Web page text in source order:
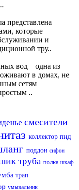
представлена
которые
и
тру..
вод – одна из
в домах, не
сетям
..
смесители
коллектор пнд
поддон сифон
труба полка шкаф
трап
умывальник